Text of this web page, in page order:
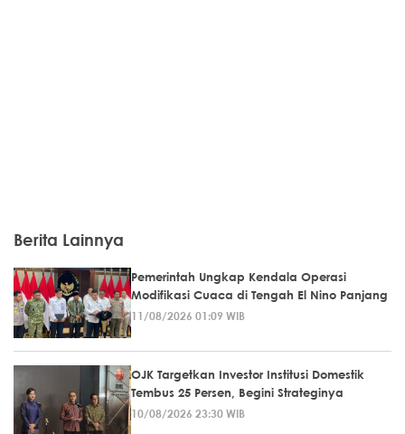
Berita Lainnya
Pemerintah Ungkap Kendala Operasi
Modifikasi Cuaca di Tengah El Nino Panjang
11/08/2026 01:09 WIB
OJK Targetkan Investor Institusi Domestik
Tembus 25 Persen, Begini Strateginya
10/08/2026 23:30 WIB